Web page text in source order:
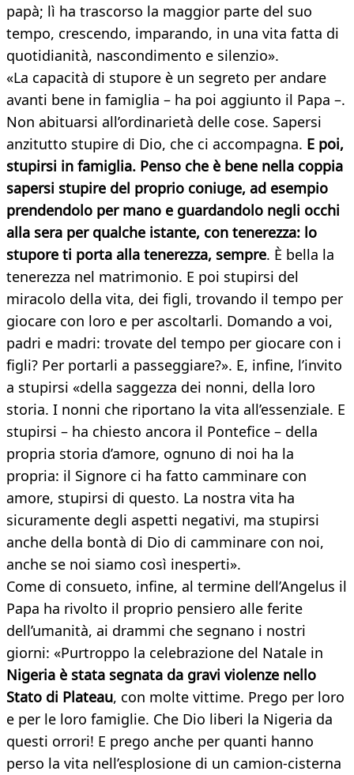
papà; lì ha trascorso la maggior parte del suo
tempo, crescendo, imparando, in una vita fatta di
quotidianità, nascondimento e silenzio».
«La capacità di stupore è un segreto per andare
avanti bene in famiglia – ha poi aggiunto il Papa –.
Non abituarsi all’ordinarietà delle cose. Sapersi
anzitutto stupire di Dio, che ci accompagna. E poi,
stupirsi in famiglia. Penso che è bene nella coppia
sapersi stupire del proprio coniuge, ad esempio
prendendolo per mano e guardandolo negli occhi
alla sera per qualche istante, con tenerezza: lo
stupore ti porta alla tenerezza, sempre. È bella la
tenerezza nel matrimonio. E poi stupirsi del
miracolo della vita, dei figli, trovando il tempo per
giocare con loro e per ascoltarli. Domando a voi,
padri e madri: trovate del tempo per giocare con i
figli? Per portarli a passeggiare?». E, infine, l’invito
a stupirsi «della saggezza dei nonni, della loro
storia. I nonni che riportano la vita all’essenziale. E
stupirsi – ha chiesto ancora il Pontefice – della
propria storia d’amore, ognuno di noi ha la
propria: il Signore ci ha fatto camminare con
amore, stupirsi di questo. La nostra vita ha
sicuramente degli aspetti negativi, ma stupirsi
anche della bontà di Dio di camminare con noi,
anche se noi siamo così inesperti».
Come di consueto, infine, al termine dell’Angelus il
Papa ha rivolto il proprio pensiero alle ferite
dell’umanità, ai drammi che segnano i nostri
giorni: «Purtroppo la celebrazione del Natale in
Nigeria è stata segnata da gravi violenze nello
Stato di Plateau, con molte vittime. Prego per loro
e per le loro famiglie. Che Dio liberi la Nigeria da
questi orrori! E prego anche per quanti hanno
perso la vita nell’esplosione di un camion-cisterna